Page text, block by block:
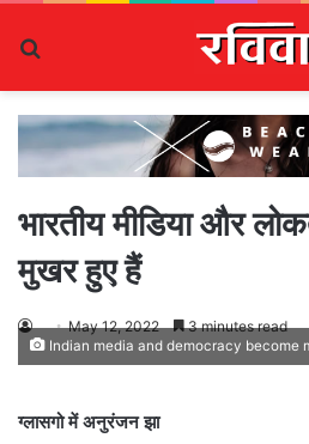
भारतीय मीडिया और
मुखर हुए हैं
May 12, 2022 3 minutes read
Indian media and democracy become
ग्लासगो में अनुरंजन झा